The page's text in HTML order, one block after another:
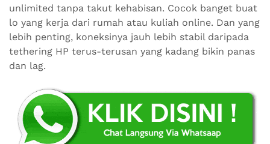
unlimited tanpa takut kehabisan. Cocok banget buat
lo yang kerja dari rumah atau kuliah online. Dan yang
lebih penting, koneksinya jauh lebih stabil daripada
tethering HP terus-terusan yang kadang bikin panas
dan lag.